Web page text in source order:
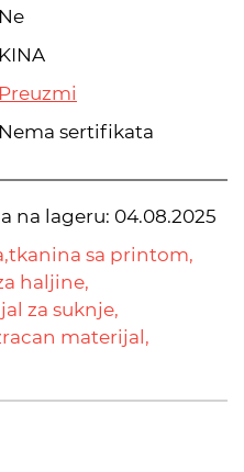
Ne
KINA
Preuzmi
Nema sertifikata
na lageru: 04.08.2025
tkanina sa printom,
haljine,
za suknje,
materijal,